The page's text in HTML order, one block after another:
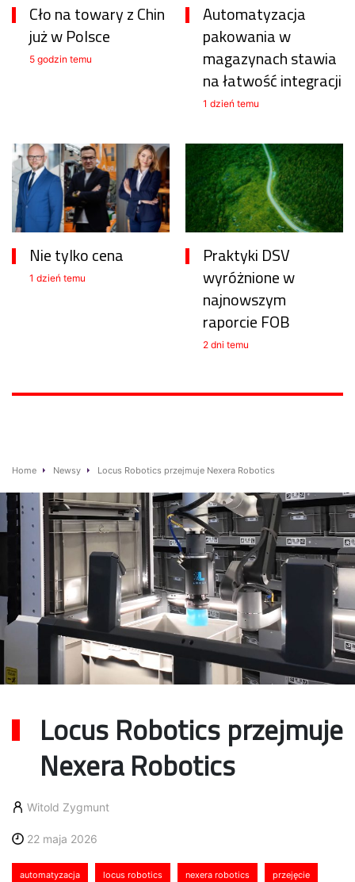
Cło na towary z Chin
już w Polsce
5 godzin temu
Automatyzacja
pakowania w
magazynach stawia
na łatwość integracji
1 dzień temu
Nie tylko cena
1 dzień temu
Praktyki DSV
wyróżnione w
najnowszym
raporcie FOB
2 dni temu
Home Newsy Locus Robotics przejmuje Nexera Robotics
Locus Robotics przejmuje
Nexera Robotics
Witold Zygmunt
22 maja 2026
automatyzacja locus robotics nexera robotics przejęcie